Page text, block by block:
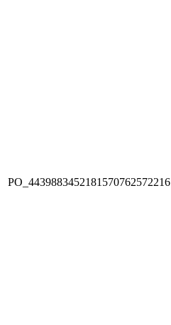
PO_4439883452181570762572216